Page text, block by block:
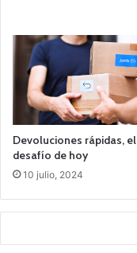
Devoluciones rápidas, el
desafío de hoy
10 julio, 2024